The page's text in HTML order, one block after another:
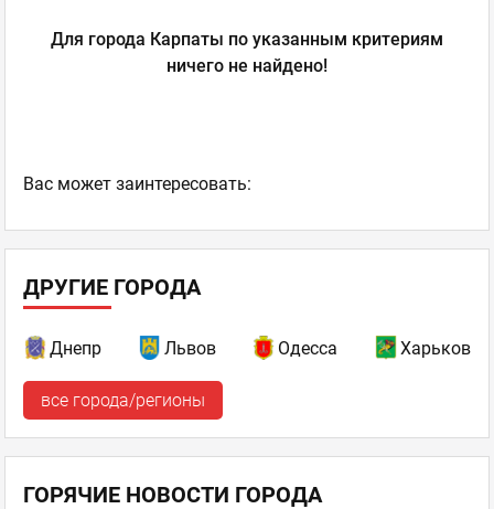
Для города Карпаты по указанным критериям
ничего не найдено!
Ваc может заинтересовать:
ДРУГИЕ ГОРОДА
Днепр Львов Одесса Харьков
все города/регионы
ГОРЯЧИЕ НОВОСТИ ГОРОДА